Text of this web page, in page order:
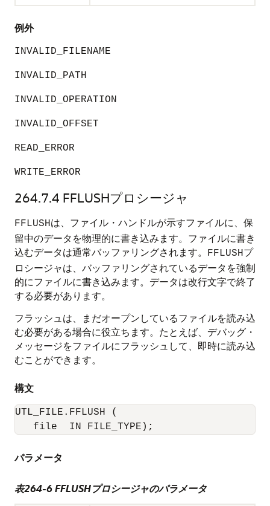
例外
INVALID_FILENAME
INVALID_PATH
INVALID_OPERATION
INVALID_OFFSET
READ_ERROR
WRITE_ERROR
264.7.4 FFLUSHプロシージャ
FFLUSHは、ファイル・ハンドルが示すファイルに、保
留中のデータを物理的に書き込みます。ファイルに書き
込むデータは通常バッファリングされます。
FFLUSHプ
ロシージャは、バッファリングされているデータを強制
的にファイルに書き込みます。データは改行文字で終了
する必要があります。
フラッシュは、まだオープンしているファイルを読み込
む必要がある場合に役立ちます。たとえば、デバッグ・
メッセージをファイルにフラッシュして、即時に読み込
むことができます。
構文
UTL_FILE.FFLUSH (
   file  IN FILE_TYPE);
パラメータ
表264-6 FFLUSHプロシージャのパラメータ